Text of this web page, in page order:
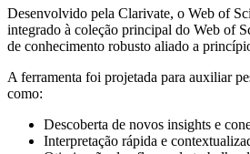
Desenvolvido pela Clarivate, o Web of
integrado à coleção principal do Web of
de conhecimento robusto aliado a
A ferramenta foi projetada para auxiliar
como:
Descoberta de novos insights e
Interpretação rápida e